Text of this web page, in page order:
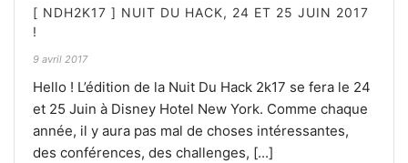
[ NDH2K17 ] NUIT DU HACK, 24 ET 25 JUIN 2017
!
9 avril 2017
Hello ! L’édition de la Nuit Du Hack 2k17 se fera le 24
et 25 Juin à Disney Hotel New York. Comme chaque
année, il y aura pas mal de choses intéressantes,
des conférences, des challenges, [...]